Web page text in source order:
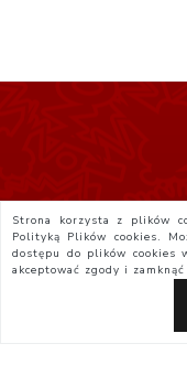
Strona korzysta z plików
Polityką Plików cookies.
dostępu do plików
akceptować zgody i